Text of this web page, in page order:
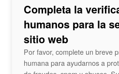
Completa la
humanos para la
sitio web
Por favor, complete un breve
humana para ayudarnos a